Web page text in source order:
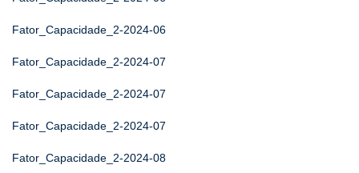
Fator_Capacidade_2-2024-06
Fator_Capacidade_2-2024-07
Fator_Capacidade_2-2024-07
Fator_Capacidade_2-2024-07
Fator_Capacidade_2-2024-08